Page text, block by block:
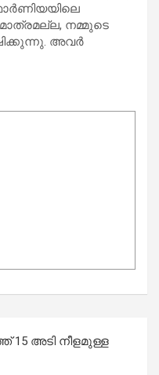
നമ്മുടെ
അവര്‍
15 അടി നീളമുള്ള